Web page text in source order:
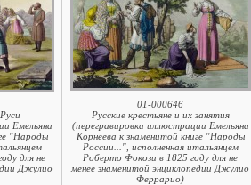
Емельяна
"Народы
для не
Джулио
01-000646
Русские крестьяне и их занятия
(перегравировка иллюстрации Емельяна
Корнеева к знаменитой книге "Народы
России...", исполненная итальянцем
Роберто Фокози в 1825 году для не
менее знаменитой энциклопедии Джулио
Феррарио)